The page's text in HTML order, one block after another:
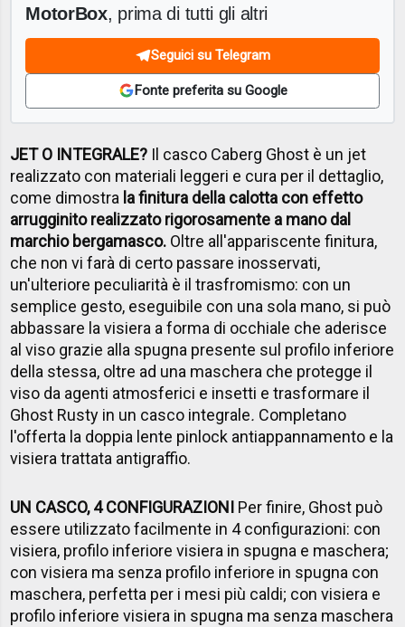
MotorBox, prima di tutti gli altri
Seguici su Telegram
Fonte preferita su Google
JET O INTEGRALE? Il casco Caberg Ghost è un jet
realizzato con materiali leggeri e cura per il dettaglio,
come dimostra la finitura della calotta con effetto
arrugginito realizzato rigorosamente a mano dal
marchio bergamasco. Oltre all'appariscente finitura,
che non vi farà di certo passare inosservati,
un'ulteriore peculiarità è il trasfromismo: con un
semplice gesto, eseguibile con una sola mano, si può
abbassare la visiera a forma di occhiale che aderisce
al viso grazie alla spugna presente sul profilo inferiore
della stessa, oltre ad una maschera che protegge il
viso da agenti atmosferici e insetti e trasformare il
Ghost Rusty in un casco integrale. Completano
l'offerta la doppia lente pinlock antiappannamento e la
visiera trattata antigraffio.
UN CASCO, 4 CONFIGURAZIONI Per finire, Ghost può
essere utilizzato facilmente in 4 configurazioni: con
visiera, profilo inferiore visiera in spugna e maschera;
con visiera ma senza profilo inferiore in spugna con
maschera, perfetta per i mesi più caldi; con visiera e
profilo inferiore visiera in spugna ma senza maschera